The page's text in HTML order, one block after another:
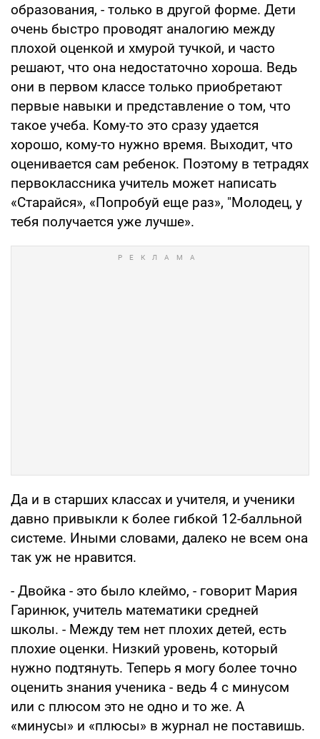
образования, - только в другой форме. Дети
очень быстро проводят аналогию между
плохой оценкой и хмурой тучкой, и часто
решают, что она недостаточно хороша. Ведь
они в первом классе только приобретают
первые навыки и представление о том, что
такое уче­ба. Кому-то это сразу удается
хорошо, кому-то нужно время. Выходит, что
оценивается сам ребенок. Поэтому в тетрадях
перво­классника учитель может написать
«Старай­ся», «Попробуй еще раз», "Молодец, у
тебя получается уже лучше».
Да и в старших классах и учителя, и уче­ники
давно привыкли к более гибкой 12-балльной
системе. Иными словами, далеко не всем она
так уж не нравится.
- Двойка - это было клеймо, - говорит Мария
Гаринюк, учитель математики сред­ней
школы. - Между тем нет плохих детей, есть
плохие оценки. Низкий уровень, кото­рый
нужно подтянуть. Теперь я могу более точно
оценить знания ученика - ведь 4 с ми­нусом
или с плюсом это не одно и то же. А
«минусы» и «плюсы» в журнал не поста­вишь.